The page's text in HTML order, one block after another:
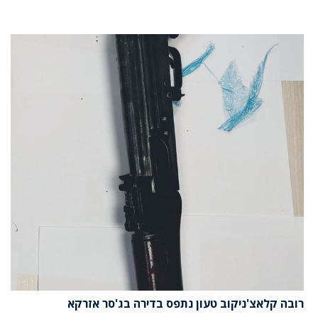
רובה קלאצ'ניקוב טעון נתפס בדירה בג'סר אזרקא